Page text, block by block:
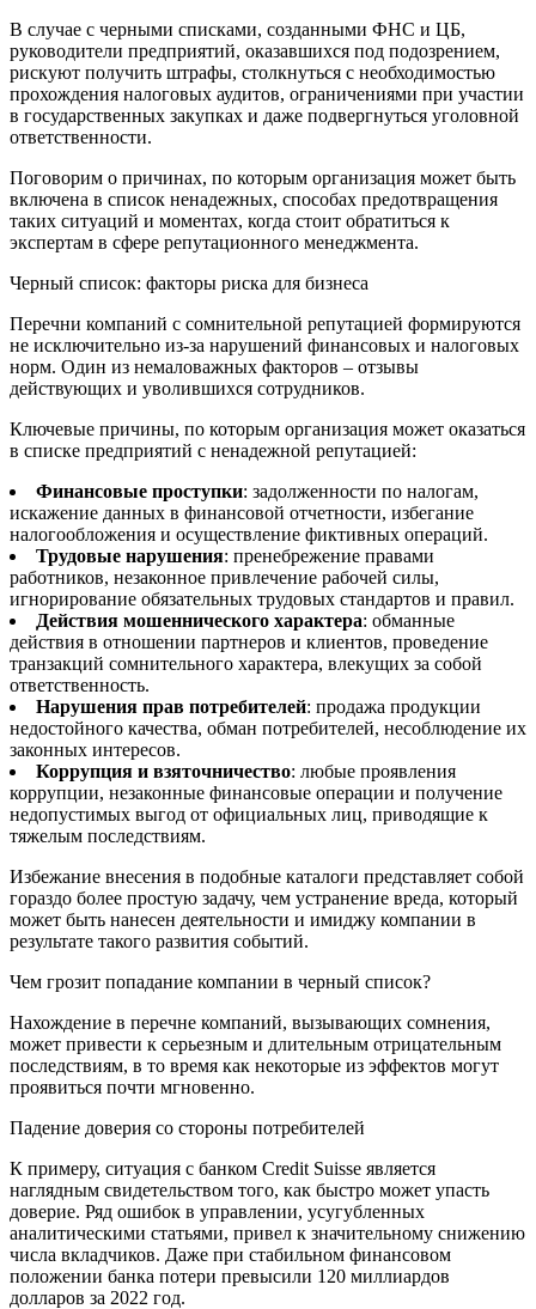
В случае с черными списками, созданными ФНС и ЦБ,
руководители предприятий, оказавшихся под подозрением,
рискуют получить штрафы, столкнуться с необходимостью
прохождения налоговых аудитов, ограничениями при участии
в государственных закупках и даже подвергнуться уголовной
ответственности.
Поговорим о причинах, по которым организация может быть
включена в список ненадежных, способах предотвращения
таких ситуаций и моментах, когда стоит обратиться к
экспертам в сфере репутационного менеджмента.
Черный список: факторы риска для бизнеса
Перечни компаний с сомнительной репутацией формируются
не исключительно из-за нарушений финансовых и налоговых
норм. Один из немаловажных факторов – отзывы
действующих и уволившихся сотрудников.
Ключевые причины, по которым организация может оказаться
в списке предприятий с ненадежной репутацией:
Финансовые проступки: задолженности по налогам,
искажение данных в финансовой отчетности, избегание
налогообложения и осуществление фиктивных операций.
Трудовые нарушения: пренебрежение правами
работников, незаконное привлечение рабочей силы,
игнорирование обязательных трудовых стандартов и правил.
Действия мошеннического характера: обманные
действия в отношении партнеров и клиентов, проведение
транзакций сомнительного характера, влекущих за собой
ответственность.
Нарушения прав потребителей: продажа продукции
недостойного качества, обман потребителей, несоблюдение их
законных интересов.
Коррупция и взяточничество: любые проявления
коррупции, незаконные финансовые операции и получение
недопустимых выгод от официальных лиц, приводящие к
тяжелым последствиям.
Избежание внесения в подобные каталоги представляет собой
гораздо более простую задачу, чем устранение вреда, который
может быть нанесен деятельности и имиджу компании в
результате такого развития событий.
Чем грозит попадание компании в черный список?
Нахождение в перечне компаний, вызывающих сомнения,
может привести к серьезным и длительным отрицательным
последствиям, в то время как некоторые из эффектов могут
проявиться почти мгновенно.
Падение доверия со стороны потребителей
К примеру, ситуация с банком Credit Suisse является
наглядным свидетельством того, как быстро может упасть
доверие. Ряд ошибок в управлении, усугубленных
аналитическими статьями, привел к значительному снижению
числа вкладчиков. Даже при стабильном финансовом
положении банка потери превысили 120 миллиардов
долларов за 2022 год.